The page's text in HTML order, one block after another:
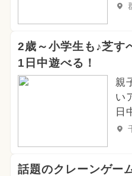
2歳～小学生も♪芝す
1日中遊べる！
親
い
日
話題のクレーンゲー